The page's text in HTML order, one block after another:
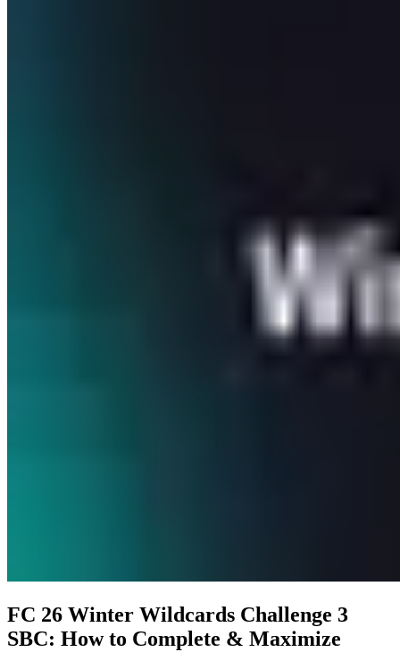
FC 26 Winter Wildcards Challenge 3
SBC: How to Complete & Maximize